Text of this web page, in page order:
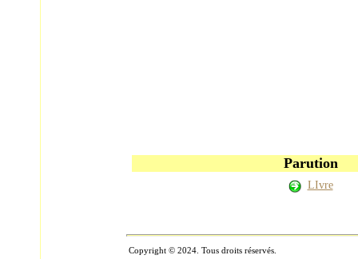
Parution
LIvre
Copyright © 2024. Tous droits réservés.